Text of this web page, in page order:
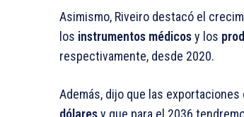
Asimismo, Riveiro destacó el
los instrumentos médicosy los
respectivamente, desde 2020.
Además, dijo que las exportaciones
dólaresy que para el 2036